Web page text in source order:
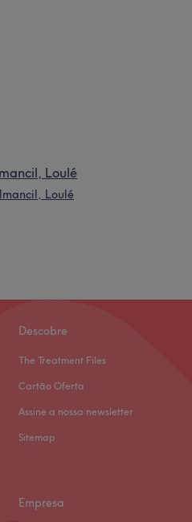
Loulé
Loulé
Descobre
The Treatment Files
Cartão Oferta
Assine a nossa newsletter
Sitemap
Empresa